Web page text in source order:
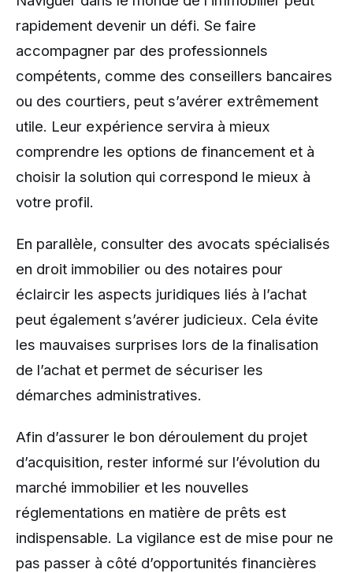
rapidement devenir un défi. Se faire
accompagner par des professionnels
compétents, comme des conseillers bancaires
ou des courtiers, peut s’avérer extrêmement
utile. Leur expérience servira à mieux
comprendre les options de financement et à
choisir la solution qui correspond le mieux à
votre profil.
En parallèle, consulter des avocats spécialisés
en droit immobilier ou des notaires pour
éclaircir les aspects juridiques liés à l’achat
peut également s’avérer judicieux. Cela évite
les mauvaises surprises lors de la finalisation
de l’achat et permet de sécuriser les
démarches administratives.
Afin d’assurer le bon déroulement du projet
d’acquisition, rester informé sur l’évolution du
marché immobilier et les nouvelles
réglementations en matière de prêts est
indispensable. La vigilance est de mise pour ne
pas passer à côté d’opportunités financières